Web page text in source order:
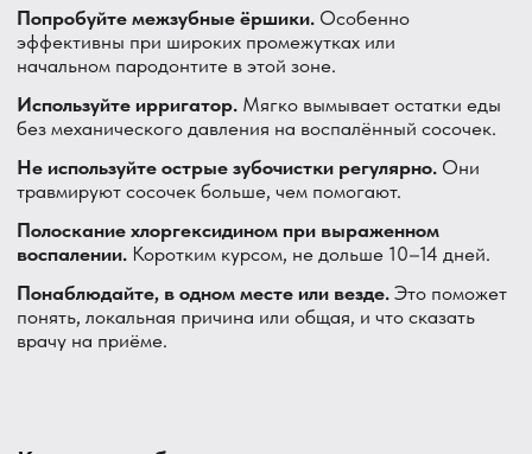
уменьшаются после недели регулярного использования
— это признак воспаления, нужен осмотр.
Помогают ли ёршики лучше нити при боли между
При широких промежутках — да, ёршики эффективнее
очищают пространство. При тесном контакте зубов —
лучше подходит нить. Иногда нужно и то, и другое для
для вашей ситуации.
Где в Парголово разбираются с болью между зубами?
Валерия Гаврилина, 3, корпус 1. Главный врач — Болгов
Александр Сергеевич. Приём по записи.
Почему пациенты из Парголово
выбирают DentAvenue